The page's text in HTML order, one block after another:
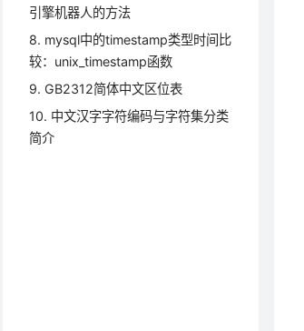
引擎机器人的方法
8. mysql中的timestamp类型时间比
较：unix_timestamp函数
9. GB2312简体中文区位表
10. 中文汉字字符编码与字符集分类
简介